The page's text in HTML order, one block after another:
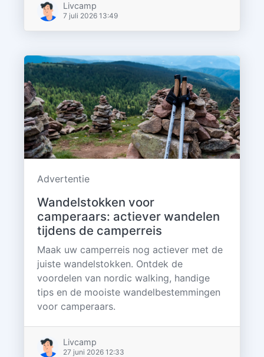
Livcamp
7 juli 2026 13:49
Advertentie
Wandelstokken voor
camperaars: actiever wandelen
tijdens de camperreis
Maak uw camperreis nog actiever met de
juiste wandelstokken. Ontdek de
voordelen van nordic walking, handige
tips en de mooiste wandelbestemmingen
voor camperaars.
Livcamp
27 juni 2026 12:33